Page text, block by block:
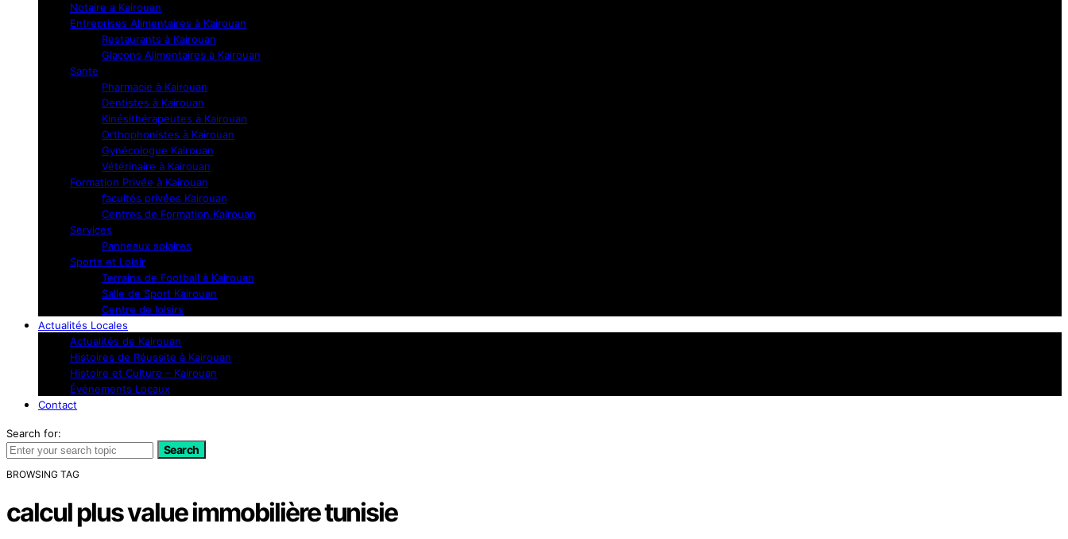
Notaire a Kairouan
Entreprises Alimentaires à Kairouan
Restaurants à Kairouan
Glaçons Alimentaires à Kairouan
Sante
Pharmacie à Kairouan
Dentistes à Kairouan
Kinésithérapeutes à Kairouan
Orthophonistes à Kairouan
Gynécologue Kairouan
Vétérinaire à Kairouan
Formation Privée à Kairouan
facultés privées Kairouan
Centres de Formation Kairouan
Services
Panneaux solaires
Sports et Loisir
Terrains de Football à Kairouan
Salle de Sport Kairouan
Centre de loisirs
Actualités Locales
Actualités de Kairouan
Histoires de Réussite à Kairouan
Histoire et Culture – Kairouan
Événements Locaux
Contact
Search for:
Search
BROWSING TAG
calcul plus value immobilière tunisie